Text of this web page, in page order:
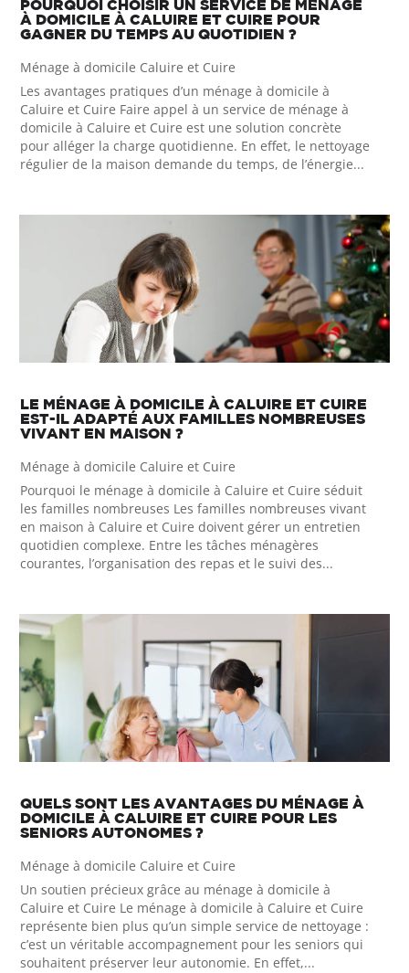
POURQUOI CHOISIR UN SERVICE DE MÉNAGE
À DOMICILE À CALUIRE ET CUIRE POUR
GAGNER DU TEMPS AU QUOTIDIEN ?
Ménage à domicile Caluire et Cuire
Les avantages pratiques d’un ménage à domicile à
Caluire et Cuire Faire appel à un service de ménage à
domicile à Caluire et Cuire est une solution concrète
pour alléger la charge quotidienne. En effet, le nettoyage
régulier de la maison demande du temps, de l’énergie...
LE MÉNAGE À DOMICILE À CALUIRE ET CUIRE
EST-IL ADAPTÉ AUX FAMILLES NOMBREUSES
VIVANT EN MAISON ?
Ménage à domicile Caluire et Cuire
Pourquoi le ménage à domicile à Caluire et Cuire séduit
les familles nombreuses Les familles nombreuses vivant
en maison à Caluire et Cuire doivent gérer un entretien
quotidien complexe. Entre les tâches ménagères
courantes, l’organisation des repas et le suivi des...
QUELS SONT LES AVANTAGES DU MÉNAGE À
DOMICILE À CALUIRE ET CUIRE POUR LES
SENIORS AUTONOMES ?
Ménage à domicile Caluire et Cuire
Un soutien précieux grâce au ménage à domicile à
Caluire et Cuire Le ménage à domicile à Caluire et Cuire
représente bien plus qu’un simple service de nettoyage :
c’est un véritable accompagnement pour les seniors qui
souhaitent préserver leur autonomie. En effet,...